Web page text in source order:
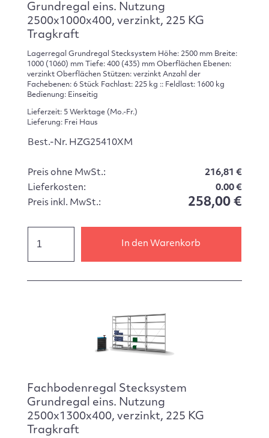
Grundregal eins. Nutzung
2500x1000x400, verzinkt, 225 KG
Tragkraft
Lagerregal Grundregal Stecksystem Höhe: 2500 mm Breite:
1000 (1060) mm Tiefe: 400 (435) mm Oberflächen Ebenen:
verzinkt Oberflächen Stützen: verzinkt Anzahl der
Fachebenen: 6 Stück Fachlast: 225 kg :: Feldlast: 1600 kg
Bedienung: Einseitig
Lieferzeit: 5 Werktage (Mo.-Fr.)
Lieferung: Frei Haus
Best.-Nr. HZG25410XM
Preis ohne MwSt.:
216,81 €
Lieferkosten:
0.00 €
Preis inkl. MwSt.:
258,00 €
In den Warenkorb
Fachbodenregal Stecksystem
Grundregal eins. Nutzung
2500x1300x400, verzinkt, 225 KG
Tragkraft